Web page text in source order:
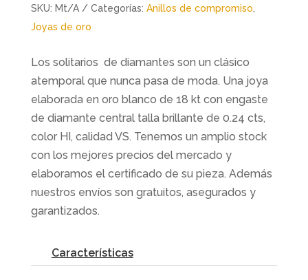
SKU: Mt/A Categorías: Anillos de compromiso
Joyas de oro
Los solitarios de diamantes son un clásico
atemporal que nunca pasa de moda. Una joya
elaborada en oro blanco de 18 kt con engaste
de diamante central talla brillante de 0.24 cts,
color HI, calidad VS. Tenemos un amplio stock
con los mejores precios del mercado y
elaboramos el certificado de su pieza. Además
nuestros envíos son gratuitos, asegurados y
garantizados.
Características